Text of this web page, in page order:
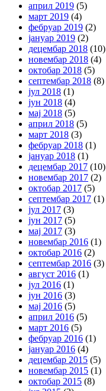
април 2019 (5)
март 2019 (4)
фебруар 2019 (2)
јануар 2019 (2)
децембар 2018 (10)
новембар 2018 (4)
октобар 2018 (5)
септембар 2018 (8)
јул 2018 (1)
јун 2018 (4)
мај 2018 (5)
април 2018 (5)
март 2018 (3)
фебруар 2018 (1)
јануар 2018 (1)
децембар 2017 (10)
новембар 2017 (2)
октобар 2017 (5)
септембар 2017 (1)
јул 2017 (3)
јун 2017 (5)
мај 2017 (3)
новембар 2016 (1)
октобар 2016 (2)
септембар 2016 (3)
август 2016 (1)
јул 2016 (1)
јун 2016 (3)
мај 2016 (5)
април 2016 (5)
март 2016 (5)
фебруар 2016 (1)
јануар 2016 (4)
децембар 2015 (5)
новембар 2015 (1)
октобар 2015 (8)